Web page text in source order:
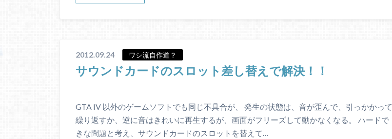
2012.09.24 ワシ流自作道？
サウンドカードのスロット差し替えで解決！！
GTA IV 以外のゲームソフトでも同じ不具合が、 発生の状態は、音が歪んで、引っかかって
繰り返すか、逆に音はきれいに再生するが、画面がフリーズして動かなくなる。 ハードで
きな問題と考え、サウンドカードのスロットを替えて…